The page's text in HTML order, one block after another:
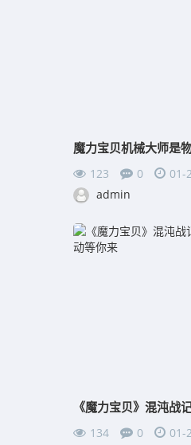
魔力宝贝机械大师是
123 0
01-
admin
134 0
01-